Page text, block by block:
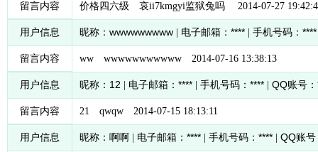
留言内容 价格四六级 哀ii7kmgyi监狱兔吗 2014-07-27
用户信息 昵称： wwwwwwwww | 电子邮箱： **** | 手机号码： ****
留言内容 ww wwwwwwwwwww 2014-07-16 13:38:13
用户信息 昵称： 12 | 电子邮箱： **** | 手机号码： **** QQ账号：
留言内容 21 qwqw 2014-07-15 18:13:11
用户信息 昵称： 啊啊 | 电子邮箱： **** | 手机号码： **** QQ账号